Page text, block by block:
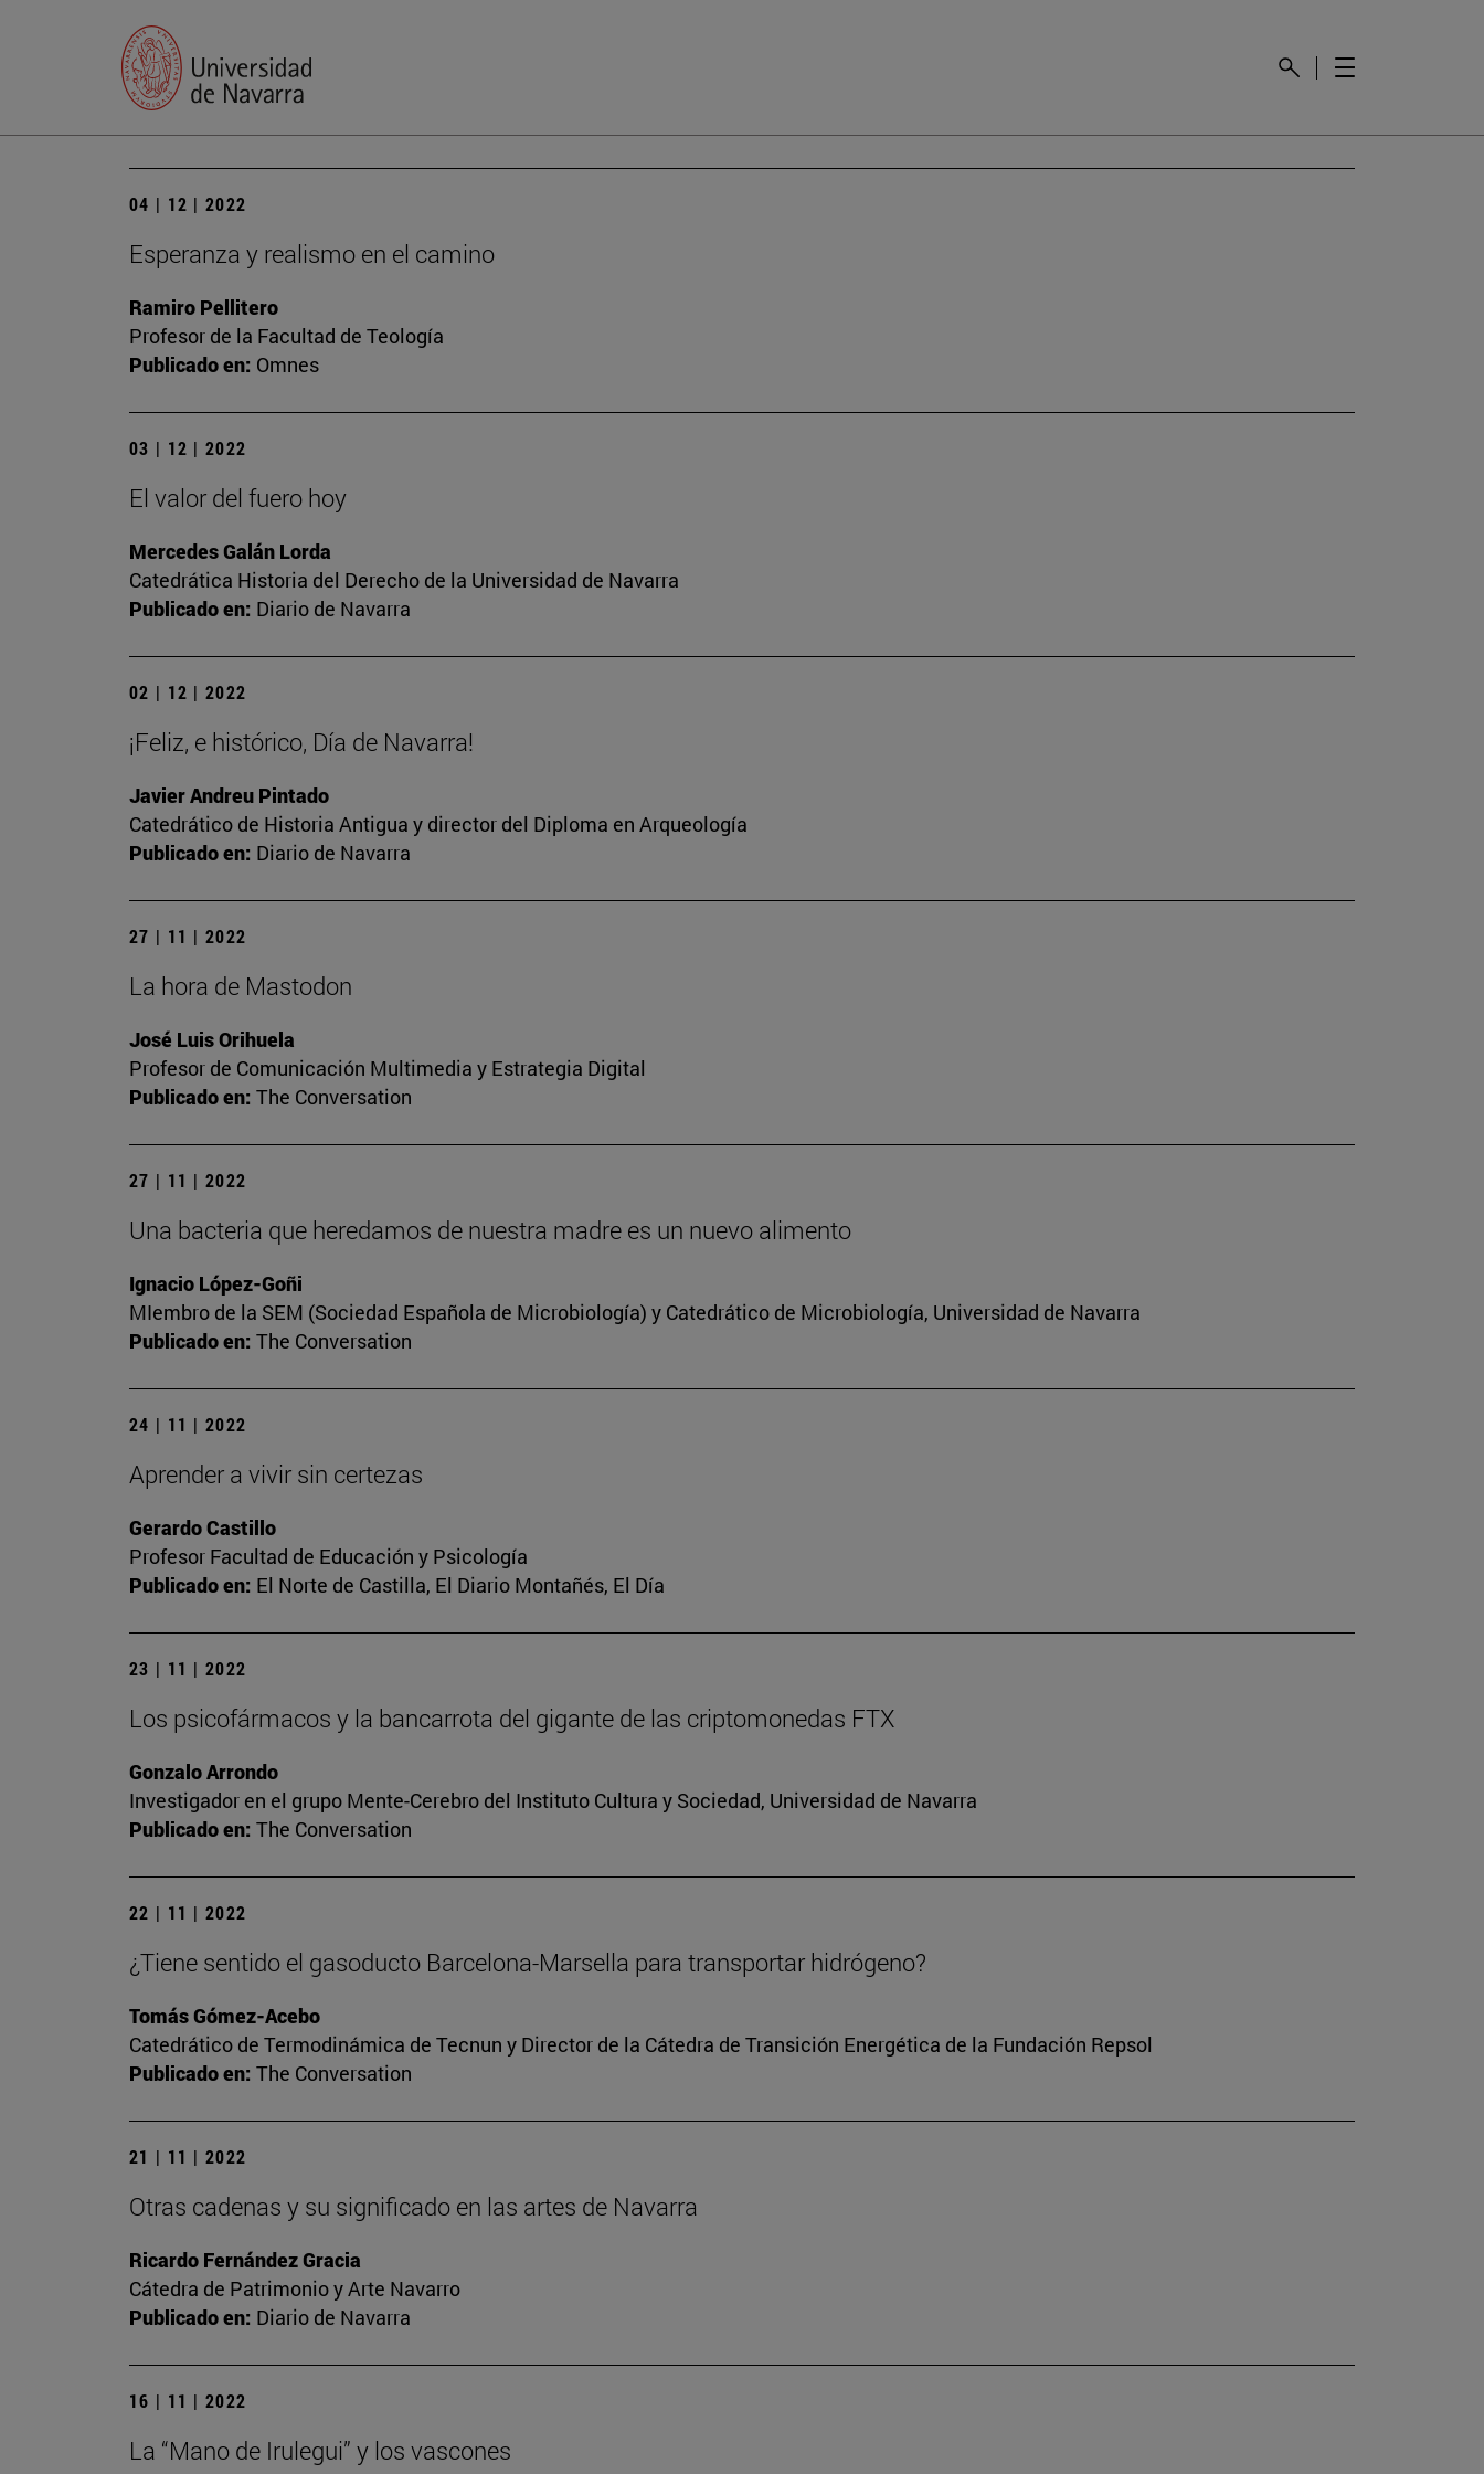
04 | 12 | 2022
Esperanza y realismo en el camino
Ramiro Pellitero
Profesor de la Facultad de Teología
Publicado en: Omnes
03 | 12 | 2022
El valor del fuero hoy
Mercedes Galán Lorda
Catedrática Historia del Derecho de la Universidad de Navarra
Publicado en: Diario de Navarra
02 | 12 | 2022
¡Feliz, e histórico, Día de Navarra!
Javier Andreu Pintado
Catedrático de Historia Antigua y director del Diploma en Arqueología
Publicado en: Diario de Navarra
27 | 11 | 2022
La hora de Mastodon
José Luis Orihuela
Profesor de Comunicación Multimedia y Estrategia Digital
Publicado en: The Conversation
27 | 11 | 2022
Una bacteria que heredamos de nuestra madre es un nuevo alimento
Ignacio López-Goñi
MIembro de la SEM (Sociedad Española de Microbiología) y Catedrático de Microbiología, Universidad de Navarra
Publicado en: The Conversation
24 | 11 | 2022
Aprender a vivir sin certezas
Gerardo Castillo
Profesor Facultad de Educación y Psicología
Publicado en: El Norte de Castilla, El Diario Montañés, El Día
23 | 11 | 2022
Los psicofármacos y la bancarrota del gigante de las criptomonedas FTX
Gonzalo Arrondo
Investigador en el grupo Mente-Cerebro del Instituto Cultura y Sociedad, Universidad de Navarra
Publicado en: The Conversation
22 | 11 | 2022
¿Tiene sentido el gasoducto Barcelona-Marsella para transportar hidrógeno?
Tomás Gómez-Acebo
Catedrático de Termodinámica de Tecnun y Director de la Cátedra de Transición Energética de la Fundación Repsol
Publicado en: The Conversation
21 | 11 | 2022
Otras cadenas y su significado en las artes de Navarra
Ricardo Fernández Gracia
Cátedra de Patrimonio y Arte Navarro
Publicado en: Diario de Navarra
16 | 11 | 2022
La “Mano de Irulegui” y los vascones